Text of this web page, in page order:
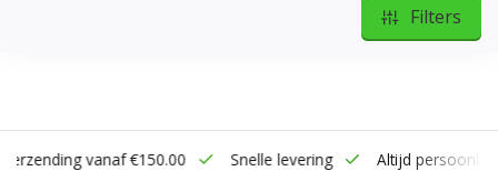
Filters
vanaf €150.00 Snelle levering Altijd persoonlijk